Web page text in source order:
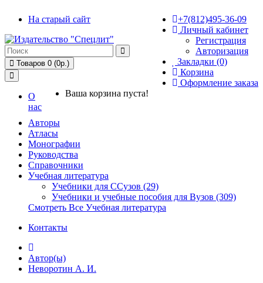
На старый сайт
+7(812)495-36-09
Личный кабинет
Регистрация
Авторизация
Закладки (0)
Корзина
Оформление заказа
Товаров 0 (0р.)
Ваша корзина пуста!
О
нас
Авторы
Атласы
Монографии
Руководства
Справочники
Учебная литература
Учебники для ССузов (29)
Учебники и учебные пособия для Вузов (309)
Смотреть Все Учебная литература
Контакты
Автор(ы)
Неворотин А. И.